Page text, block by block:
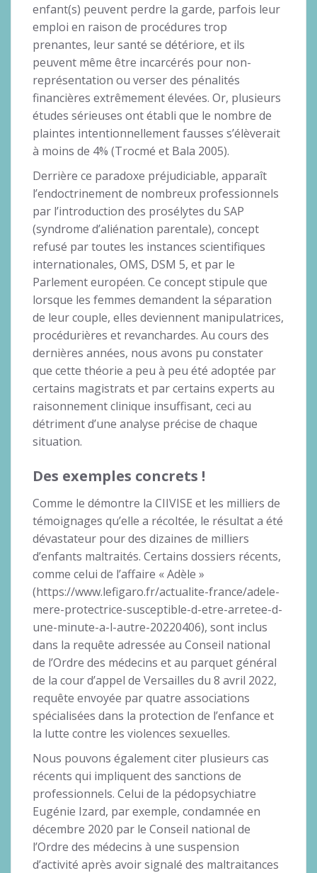
enfant(s) peuvent perdre la garde, parfois leur
emploi en raison de procédures trop
prenantes, leur santé se détériore, et ils
peuvent même être incarcérés pour non-
représentation ou verser des pénalités
financières extrêmement élevées. Or, plusieurs
études sérieuses ont établi que le nombre de
plaintes intentionnellement fausses s’élèverait
à moins de 4% (Trocmé et Bala 2005).
Derrière ce paradoxe préjudiciable, apparaît
l’endoctrinement de nombreux professionnels
par l’introduction des prosélytes du SAP
(syndrome d’aliénation parentale), concept
refusé par toutes les instances scientifiques
internationales, OMS, DSM 5, et par le
Parlement européen. Ce concept stipule que
lorsque les femmes demandent la séparation
de leur couple, elles deviennent manipulatrices,
procédurières et revanchardes. Au cours des
dernières années, nous avons pu constater
que cette théorie a peu à peu été adoptée par
certains magistrats et par certains experts au
raisonnement clinique insuffisant, ceci au
détriment d’une analyse précise de chaque
situation.
Des exemples concrets !
Comme le démontre la CIIVISE et les milliers de
témoignages qu’elle a récoltée, le résultat a été
dévastateur pour des dizaines de milliers
d’enfants maltraités. Certains dossiers récents,
comme celui de l’affaire « Adèle »
(https://www.lefigaro.fr/actualite-france/adele-
mere-protectrice-susceptible-d-etre-arretee-d-
une-minute-a-l-autre-20220406), sont inclus
dans la requête adressée au Conseil national
de l’Ordre des médecins et au parquet général
de la cour d’appel de Versailles du 8 avril 2022,
requête envoyée par quatre associations
spécialisées dans la protection de l’enfance et
la lutte contre les violences sexuelles.
Nous pouvons également citer plusieurs cas
récents qui impliquent des sanctions de
professionnels. Celui de la pédopsychiatre
Eugénie Izard, par exemple, condamnée en
décembre 2020 par le Conseil national de
l’Ordre des médecins à une suspension
d’activité après avoir signalé des maltraitances